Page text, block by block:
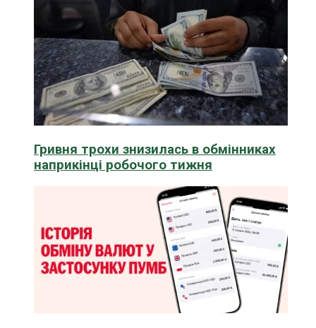
Гривня трохи знизилась в обмінниках
наприкінці робочого тижня